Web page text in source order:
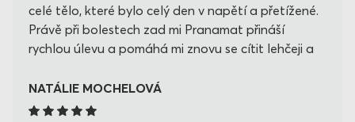
celé tělo, které bylo celý den v napětí a přetížené.
Právě při bolestech zad mi Pranamat přináší
rychlou úlevu a pomáhá mi znovu se cítit lehčeji a
NATÁLIE MOCHELOVÁ